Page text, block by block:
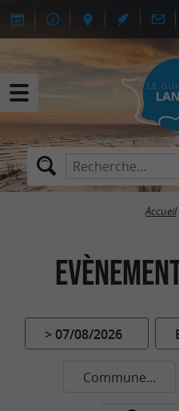
Accueil
> 07/08/2026
Commune...